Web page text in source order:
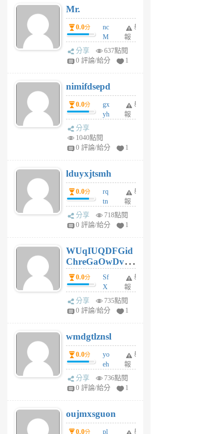
Mr.
0.0分
nc
M
U
F
U
5
個
月
舉
報
分享
637點閱
0 評論/給分
1
nimifdsepd
0.0分
gx
yh
jl
月
前
舉
報
分享
1040點閱
0 評論/給分
1
lduyxjtsmh
0.0分
rq
tn
jt
gl
個
月
前
舉
報
分享
718點閱
0 評論/給分
1
WUqIUQDFGid
ChreGaOwDv
dY0.0分
Sf
X
Pe
Jc
R
P
m
v
A
V
個
月
舉
報
分享
735點閱
0 評論/給分
1
wmdgtlznsl
0.0分
yo
eh
ld
gy
個
月
舉
報
分享
736點閱
0 評論/給分
1
oujmxsguon
0.0分 pl 舉